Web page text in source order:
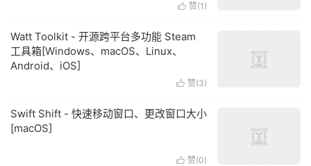
 赞(1 )
Watt Toolkit - 开源跨平台多功能 Steam
工具箱[Windows、macOS、Linux、
Android、iOS]
 赞(3)
Swift Shift - 快速移动窗口、更改窗口大小
[macOS]
 赞(0)